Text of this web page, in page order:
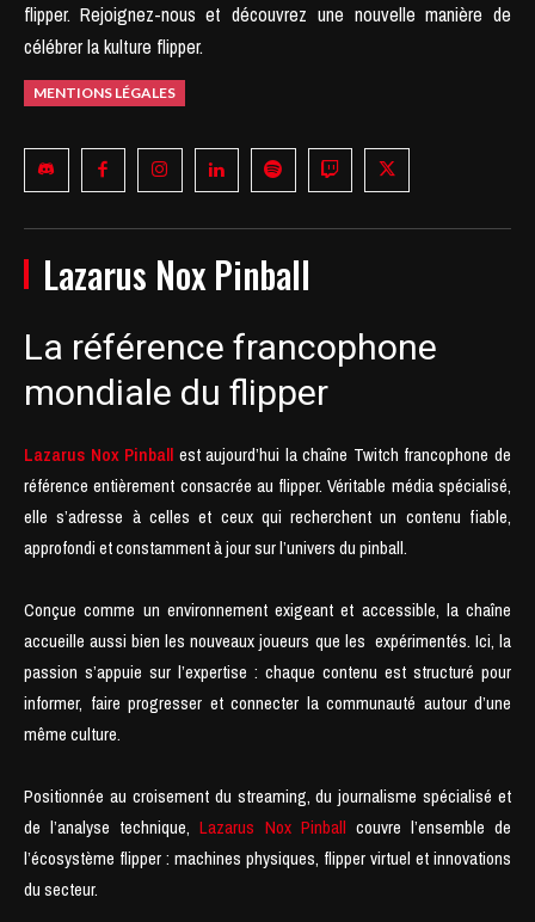
flipper. Rejoignez-nous et découvrez une nouvelle manière de
célébrer la kulture flipper.
MENTIONS LÉGALES
Lazarus Nox Pinball
La référence francophone
mondiale du flipper
Lazarus Nox Pinball est aujourd’hui la chaîne Twitch francophone de
référence entièrement consacrée au flipper. Véritable média spécialisé,
elle s’adresse à celles et ceux qui recherchent un contenu fiable,
approfondi et constamment à jour sur l’univers du pinball.
Conçue comme un environnement exigeant et accessible, la chaîne
accueille aussi bien les nouveaux joueurs que les expérimentés. Ici, la
passion s’appuie sur l’expertise : chaque contenu est structuré pour
informer, faire progresser et connecter la communauté autour d’une
même culture.
Positionnée au croisement du streaming, du journalisme spécialisé et
de l’analyse technique,Lazarus Nox Pinball couvre l’ensemble de
l’écosystème flipper : machines physiques, flipper virtuel et innovations
du secteur.